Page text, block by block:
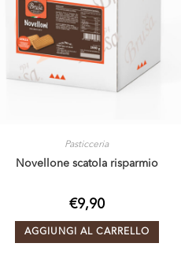
Pasticceria
Novellone scatola risparmio
€9,90
AGGIUNGI AL CARRELLO